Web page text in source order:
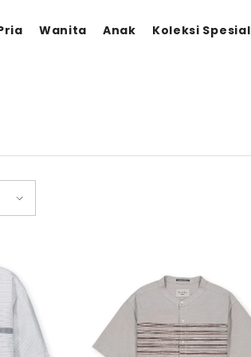
Wanita Anak Koleksi Spesial